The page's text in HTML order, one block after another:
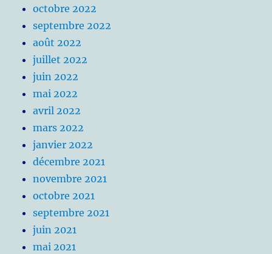
octobre 2022
septembre 2022
août 2022
juillet 2022
juin 2022
mai 2022
avril 2022
mars 2022
janvier 2022
décembre 2021
novembre 2021
octobre 2021
septembre 2021
juin 2021
mai 2021